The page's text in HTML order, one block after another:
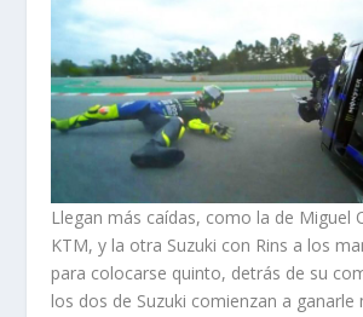
Llegan más caídas, como la de Miguel
KTM, y la otra Suzuki con Rins a los
para colocarse quinto, detrás de su
los dos de Suzuki comienzan a ganarle